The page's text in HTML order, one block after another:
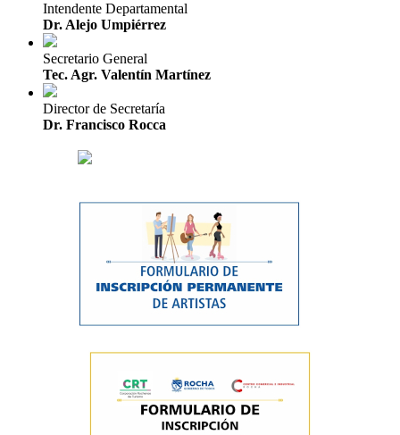
Intendente Departamental
Dr. Alejo Umpiérrez
Secretario General
Tec. Agr. Valentín Martínez
Director de Secretaría
Dr. Francisco Rocca